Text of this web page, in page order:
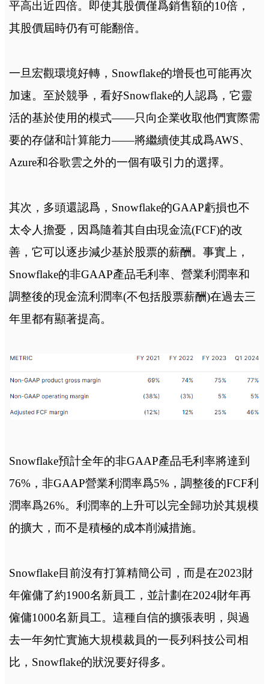
平高出近四倍。即使其股價僅爲銷售額的10倍，
其股價屆時仍有可能翻倍。
一旦宏觀環境好轉，Snowflake的增長也可能再次
加速。至於競爭，看好Snowflake的人認爲，它靈
活的基於使用的模式——只向企業收取他們實際需
要的存儲和計算能力——將繼續使其成爲AWS、
Azure和谷歌雲之外的一個有吸引力的選擇。
其次，多頭還認爲，Snowflake的GAAP虧損也不
太令人擔憂，因爲隨着其自由現金流(FCF)的改
善，它可以逐步減少基於股票的薪酬。事實上，
Snowflake的非GAAP產品毛利率、營業利潤率和
調整後的現金流利潤率(不包括股票薪酬)在過去三
年里都有顯著提高。
Snowflake預計全年的非GAAP產品毛利率將達到
76%，非GAAP營業利潤率爲5%，調整後的FCF利
潤率爲26%。利潤率的上升可以完全歸功於其規模
的擴大，而不是積極的成本削減措施。
Snowflake目前沒有打算精簡公司，而是在2023財
年僱傭了約1900名新員工，並計劃在2024財年再
僱傭1000名新員工。這種自信的擴張表明，與過
去一年匆忙實施大規模裁員的一長列科技公司相
比，Snowflake的狀況要好得多。